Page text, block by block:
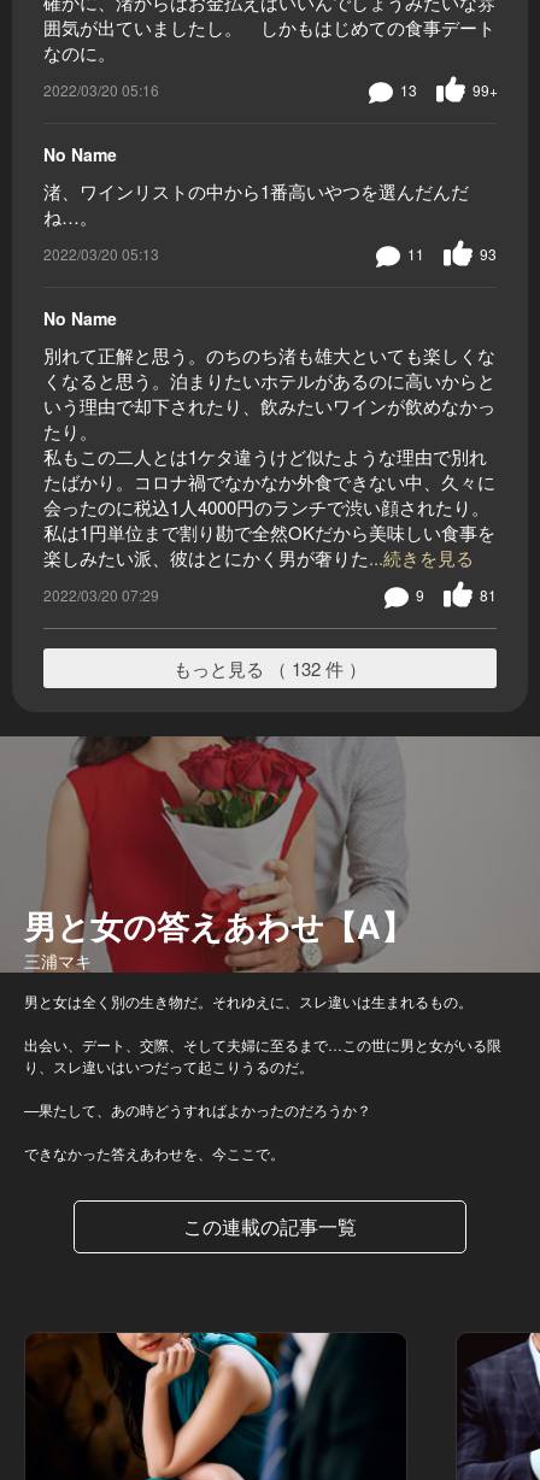
囲気が出ていましたし。 しかもはじめての食事デート
なのに。
2022/03/20 05:16 99+
13
No Name
渚、ワインリストの中から1番高いやつを選んだんだ
ね…。
2022/03/20 05:13 93
11
No Name
別れて正解と思う。のちのち渚も雄大といても楽しくな
くなると思う。泊まりたいホテルがあるのに高いからと
いう理由で却下されたり、飲みたいワインが飲めなかっ
たり。
私もこの二人とは1ケタ違うけど似たような理由で別れ
たばかり。コロナ禍でなかなか外食できない中、久々に
会ったのに税込1人4000円のランチで渋い顔されたり。
私は1円単位まで割り勘で全然OKだから美味しい食事を
楽しみたい派、彼はとにかく男が奢りた...続きを見る
2022/03/20 07:29 81
9
もっと見る （ 132 件 ）
男と女の答えあわせ【A】
三浦マキ
男と女は全く別の生き物だ。それゆえに、スレ違いは生まれるもの。
出会い、デート、交際、そして夫婦に至るまで…この世に男と女がいる限
り、スレ違いはいつだって起こりうるのだ。
—果たして、あの時どうすればよかったのだろうか？
できなかった答えあわせを、今ここで。
この連載の記事一覧